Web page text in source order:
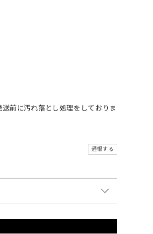
前に汚れ落とし処理をしておりま
通報する